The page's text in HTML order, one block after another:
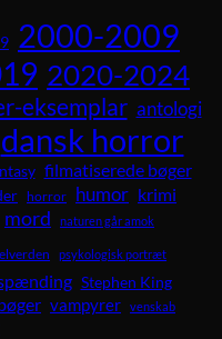
2000-2009
2020-2024
eksemplar antologi
dansk horror
filmatiserede bøger
horror humor krimi
mord naturen går amok
psykologisk portræt
Stephen King
vampyrer venskab